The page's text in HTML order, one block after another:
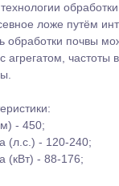
ложе путём
обработки почвы
агрегатом,
- 450;
(л.с.) - 120-240;
(кВт) - 88-176;